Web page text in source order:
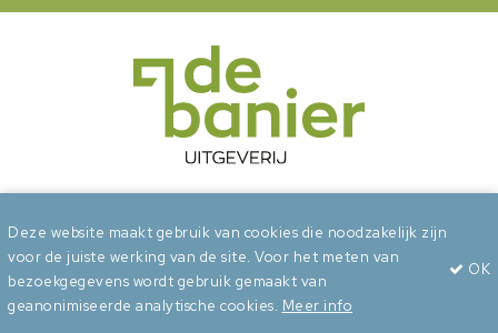
Algemene voorwaarden Privacy
wepsaid +BuroBeeldend
Deze website maakt gebruik van cookies die noodzakelijk zijn
voor de juiste werking van de site. Voor het meten van
bezoekgegevens wordt gebruik gemaakt van
geanonimiseerde analytische cookies. Meer info
OK